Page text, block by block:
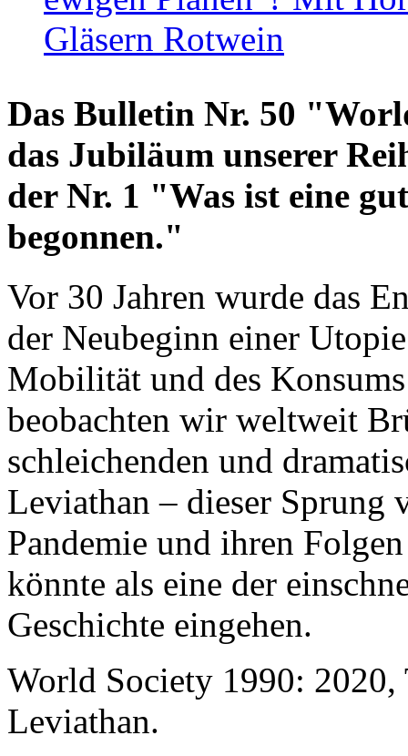
Gläsern Rotwein
Das Bulletin Nr. 50
das Jubiläum unserer
der Nr. 1 "Was ist eine
begonnen."
Vor 30 Jahren wurde das
der Neubeginn einer
Mobilität und des
beobachten wir weltweit
schleichenden und
Leviathan – dieser Sprung
Pandemie und ihren
könnte als eine der
Geschichte eingehen.
World Society 1990: 2020,
Leviathan.